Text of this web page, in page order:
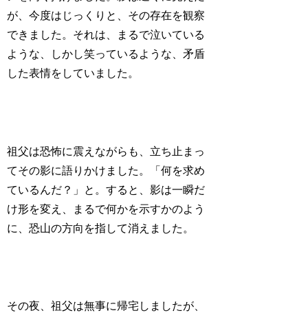
が、今度はじっくりと、その存在を観察
できました。それは、まるで泣いている
ような、しかし笑っているような、矛盾
した表情をしていました。
祖父は恐怖に震えながらも、立ち止まっ
てその影に語りかけました。「何を求め
ているんだ？」と。すると、影は一瞬だ
け形を変え、まるで何かを示すかのよう
に、恐山の方向を指して消えました。
その夜、祖父は無事に帰宅しましたが、